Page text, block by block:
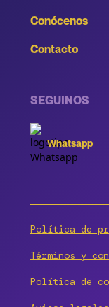
Conócenos
Contacto
SEGUINOS
Whatsapp
Política de
Términos y
Política de